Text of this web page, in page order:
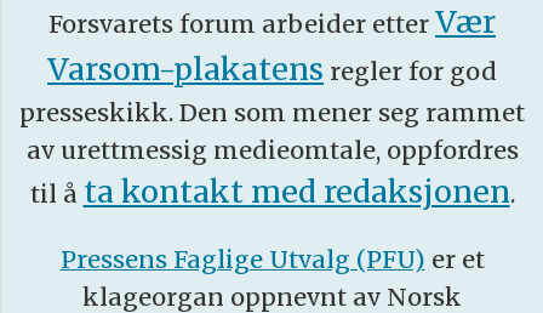
Forsvarets forum arbeider etter Vær
Varsom-plakatens regler for god
presseskikk. Den som mener seg rammet
av urettmessig medieomtale, oppfordres
til å ta kontakt med redaksjonen.
Pressens Faglige Utvalg (PFU) er et
klageorgan oppnevnt av Norsk